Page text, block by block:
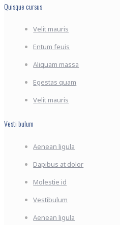
Quisque cursus
Velit mauris
Entum feuis
Aliquam massa
Egestas quam
Velit mauris
Vesti bulum
Aenean ligula
Dapibus at dolor
Molestie id
Vestibulum
Aenean ligula